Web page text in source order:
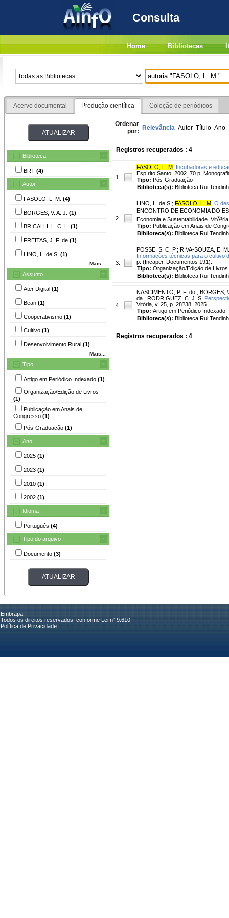
Consulta
Home Bibliotecas
Acervo documental Produção científica Coleção de periódicos
Biblioteca
BRT (4)
Autor
FASOLO, L. M. (4)
BORGES, V. A. J. (1)
BRICALLI, L. C. L. (1)
FREITAS, J. F. de (1)
LINO, L. de S. (1)
Mais...
Assunto
Ater Digital (1)
Bean (1)
Cooperativismo (1)
Cultivo (1)
Desenvolvimento Rural (1)
Mais...
Tipo
Artigo em Periódico Indexado (1)
Organização/Edição de Livros
(1)
Publicação em Anais de
Congresso (1)
Pós-Graduação (1)
Ano
2025 (1)
2023 (1)
2010 (1)
2002 (1)
Idioma
Português (4)
Tipo do arquivo
Documento (3)
Ordenar
por: Relevância Autor Título Ano
Registros recuperados : 4
1.
FASOLO, L. M Incubadoras e
Espírito Santo, 2002. 70 p.
Tipo: Pós-Graduação
Biblioteca(s): Biblioteca Rui
2.
LINO, L. de S. ; FASOLO, L. M O
ENCONTRO DE ECONOMIA DO
Economia e Sustentabilidade.
Tipo: Publicação em Anais de
Biblioteca(s): Biblioteca Rui
3.
POSSE, S. C. P. ; RIVA-SOUZA, E. M.
Informações técnicas para o cultivo
p. (Incaper, Documentos 191).
Tipo: Organização/Edição de Livros
Biblioteca(s): Biblioteca Rui
4.
NASCIMENTO, P. F. do. ; BORGES,
da. ; RODRIGUEZ, C. J. S.
Vitória, v. 25, p. 28?38, 2025.
Tipo: Artigo em Periódico Indexado
Biblioteca(s): Biblioteca Rui
Registros recuperados : 4
Embrapa
Todos os direitos reservados, conforme Lei n° 9.610
Política de Privacidade